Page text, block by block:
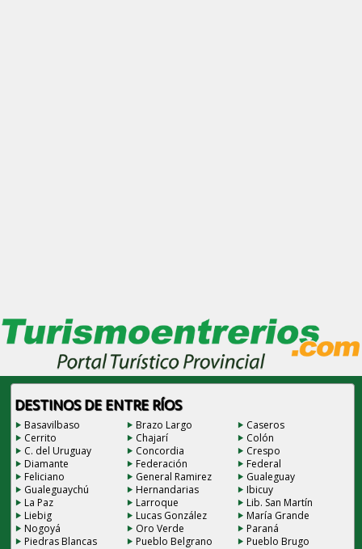
DESTINOS DE ENTRE RÍOS
Basavilbaso Brazo Largo
Caseros
Cerrito
Chajarí
Colón
C. del Uruguay
Concordia
Crespo
Diamante
Federación
Federal
Feliciano
General Ramirez
Gualeguay
Gualeguaychú
Hernandarias
Ibicuy
La Paz
Larroque
Lib. San Martín
Liebig
Lucas González
María Grande
Nogoyá
Oro Verde
Paraná
Piedras Blancas
Pueblo Belgrano
Pueblo Brugo